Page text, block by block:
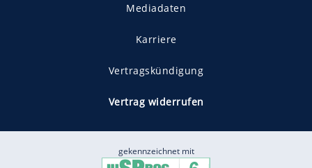
Mediadaten
Karriere
Vertragskündigung
Vertrag widerrufen
gekennzeichnet mit